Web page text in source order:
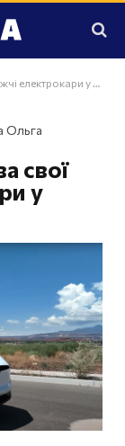
електрокари у США
Ольга
свої
у